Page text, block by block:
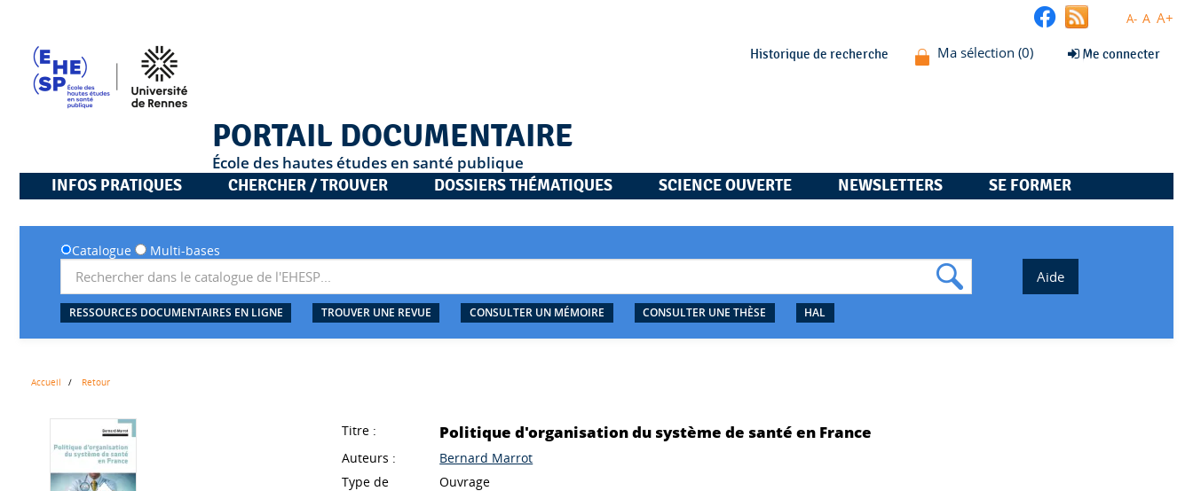
A- A A+
Historique de recherche Me connecter
PORTAIL DOCUMENTAIRE
École des hautes études en santé publique
INFOS PRATIQUES
CHERCHER / TROUVER DOSSIERS THÉMATIQUES SCIENCE OUVERTE NEWSLETTERS SE FORMER
Catalogue Multi-bases
RESSOURCES DOCUMENTAIRES EN LIGNE TROUVER UNE REVUE CONSULTER UN MÉMOIRE CONSULTER UNE THÈSE HAL
Accueil Retour
Titre : Politique d'organisation du système de santé en France
Auteurs :
Bernard Marrot
Type de
Ouvrage